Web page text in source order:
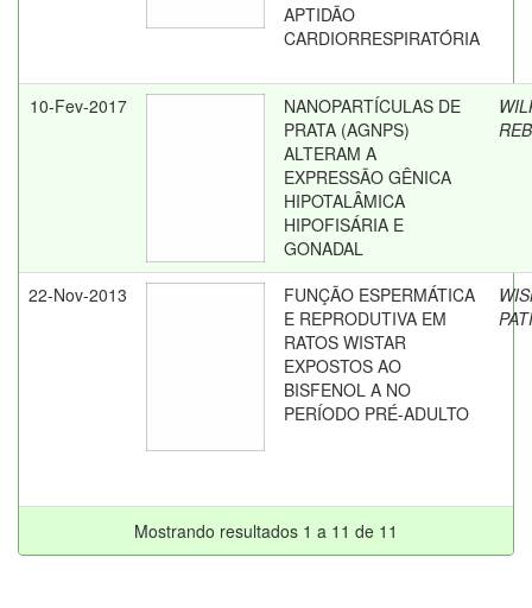
APTIDÃO
CARDIORRESPIRATÓRIA
10-Fev-2017
NANOPARTÍCULAS DE
PRATA (AGNPS)
ALTERAM A
EXPRESSÃO GÊNICA
HIPOTALÂMICA
HIPOFISÁRIA E
GONADAL
22-Nov-2013
FUNÇÃO ESPERMÁTICA
E REPRODUTIVA EM
RATOS WISTAR
EXPOSTOS AO
BISFENOL A NO
PERÍODO PRÉ-ADULTO
Mostrando resultados 1 a 11 de 11